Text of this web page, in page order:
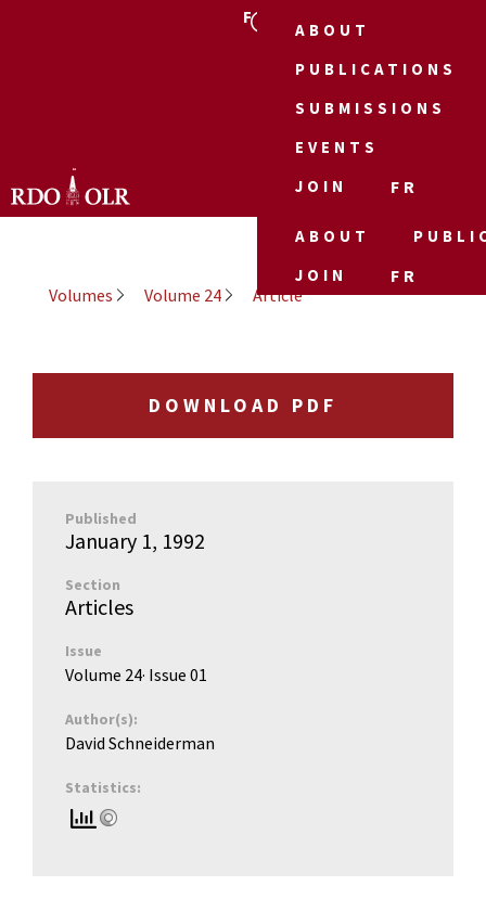
FR
ABOUT
PUBLICATIONS
SUBMISSIONS
EVENTS
JOIN
FR
ABOUT
JOIN
FR
Volumes
Volume 24 Article
DOWNLOAD PDF
Published
January 1, 1992
Section
Articles
Issue
Volume 24· Issue 01
Author(s):
David Schneiderman
Statistics: